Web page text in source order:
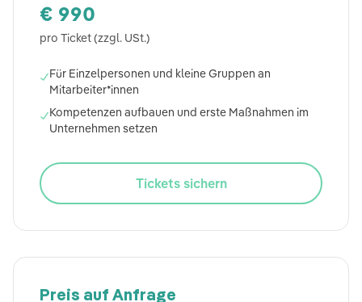
€ 990
pro Ticket (zzgl. USt.)
✓Für Einzelpersonen und kleine Gruppen an
Mitarbeiter*innen
✓Kompetenzen aufbauen und erste Maßnahmen im
Unternehmen setzen
Tickets sichern
Preis auf Anfrage